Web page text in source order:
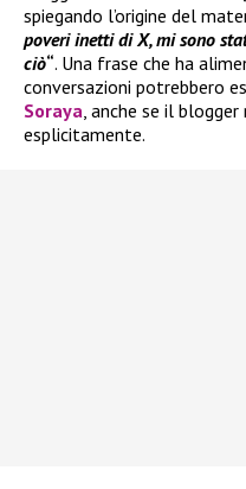
spiegando l’origine del
poveri inetti di X, mi sono
ciò“. Una frase che ha
conversazioni potrebbero
Soraya, anche se il
esplicitamente.